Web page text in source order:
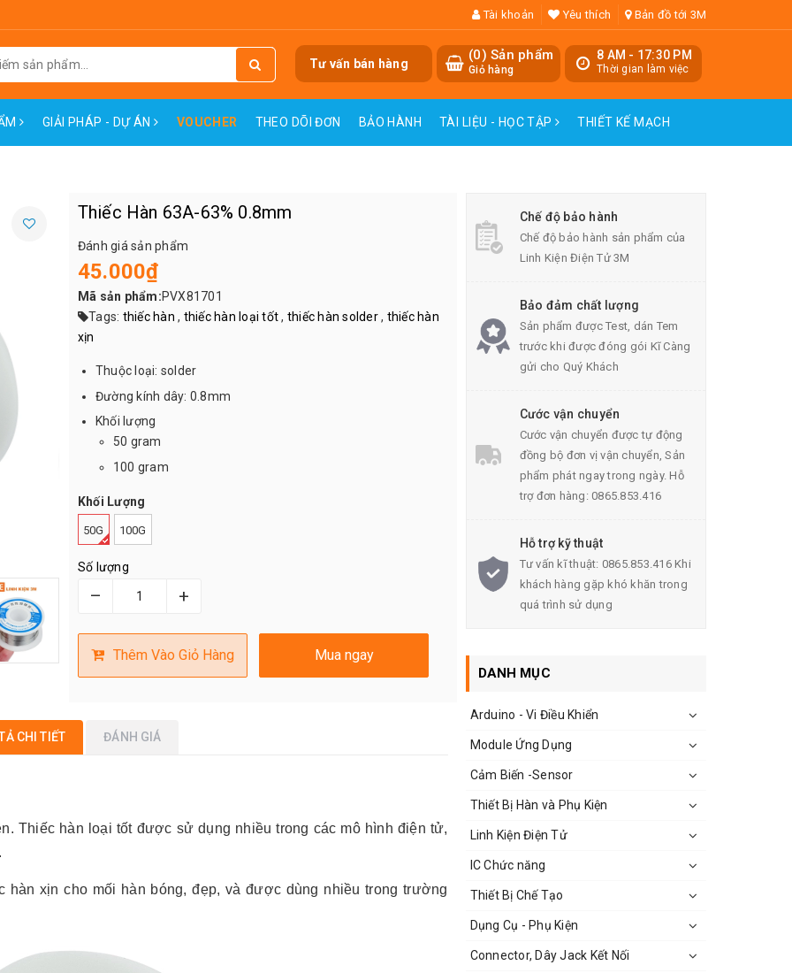
Tài khoản Yêu thích Bản đồ tới 3M
8 AM - 17:30 PM
Thời gian làm việc
(0) Sản phẩm
Giỏ hàng
Tư vấn bán hàng
GIẢI PHÁP - DỰ ÁN VOUCHER THEO DÕI ĐƠN BẢO HÀNH TÀI LIỆU - HỌC TẬP THIẾT KẾ MẠCH
Thiếc Hàn 63A-63% 0.8mm
Đánh giá sản phẩm
45.000₫
Mã sản phẩm:PVX81701
Tags: thiếc hàn , thiếc hàn loại tốt , thiếc hàn solder , thiếc hàn
xịn
Thuộc loại: solder
Đường kính dây: 0.8mm
Khối lượng
50 gram
100 gram
Khối Lượng
50G 100G
Số lượng
– +
Thêm Vào Giỏ Hàng Mua ngay
CHI TIẾT ĐÁNH GIÁ
Thiếc hàn loại tốt được sử dụng nhiều trong các mô hình điện tử,
hàn xịn cho mối hàn bóng, đẹp, và được dùng nhiều trong trường
Chế độ bảo hành
Chế độ bảo hành sản phẩm của
Linh Kiện Điện Tử 3M
Bảo đảm chất lượng
Sản phẩm được Test, dán Tem
trước khi được đóng gói Kĩ Càng
gửi cho Quý Khách
Cước vận chuyển
Cước vận chuyển được tự động
đồng bộ đơn vị vận chuyển, Sản
phẩm phát ngay trong ngày. Hỗ
trợ đơn hàng: 0865.853.416
Hỗ trợ kỹ thuật
Tư vấn kĩ thuật: 0865.853.416 Khi
khách hàng gặp khó khăn trong
quá trình sử dụng
DANH MỤC
Arduino - Vi Điều Khiển
Module Ứng Dụng
Cảm Biến -Sensor
Thiết Bị Hàn và Phụ Kiện
Linh Kiện Điện Tử
IC Chức năng
Thiết Bị Chế Tạo
Dụng Cụ - Phụ Kiện
Connector, Dây Jack Kết Nối